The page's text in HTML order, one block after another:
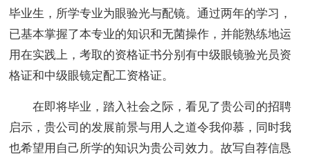
毕业生，所学专业为眼验光与配镜。通过两年的学习，
已基本掌握了本专业的知识和无菌操作，并能熟练地运
用在实践上，考取的资格证书分别有中级眼镜验光员资
格证和中级眼镜定配工资格证。
在即将毕业，踏入社会之际，看见了贵公司的招聘
启示，贵公司的发展前景与用人之道令我仰慕，同时我
也希望用自己所学的知识为贵公司效力。故写自荐信恳